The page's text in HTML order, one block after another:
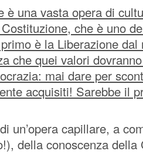
è una vasta opera di
che è uno
è la Liberazione dal
che quei valori
mai dare per
acquisiti! Sarebbe il
un’opera capillare, a
della conoscenza della